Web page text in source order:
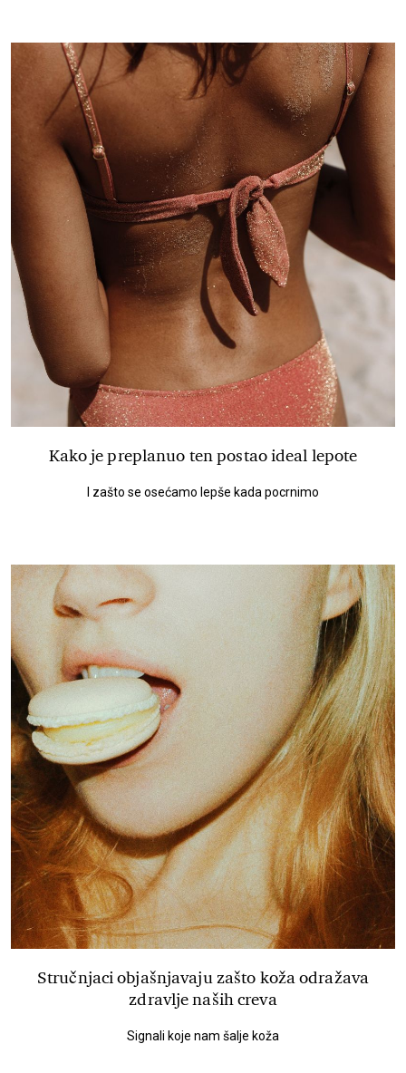
Kako je preplanuo ten postao ideal lepote
I zašto se osećamo lepše kada pocrnimo
Stručnjaci objašnjavaju zašto koža odražava
zdravlje naših creva
Signali koje nam šalje koža